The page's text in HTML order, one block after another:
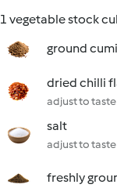
1 vegetable stock
ground
dried chilli
adjust to taste
salt
adjust to taste
freshly